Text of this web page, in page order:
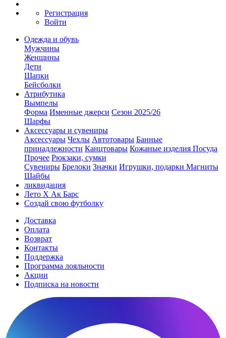
Регистрация
Войти
Одежда и обувь
Мужчины
Женщины
Дети
Шапки
Бейсболки
Атрибутика
Вымпелы
Форма Именные джерси Сезон 2025/26
Шарфы
Аксессуары и сувениры
Аксессуары Чехлы Автотовары Банные
принадлежности Канцтовары Кожаные изделия Посуда
Прочее Рюкзаки, сумки
Сувениры Брелоки Значки Игрушки, подарки Магниты
Шайбы
ликвидация
Лето Х Ак Барс
Создай свою футболку
Доставка
Оплата
Возврат
Контакты
Поддержка
Программа лояльности
Акции
Подписка на новости